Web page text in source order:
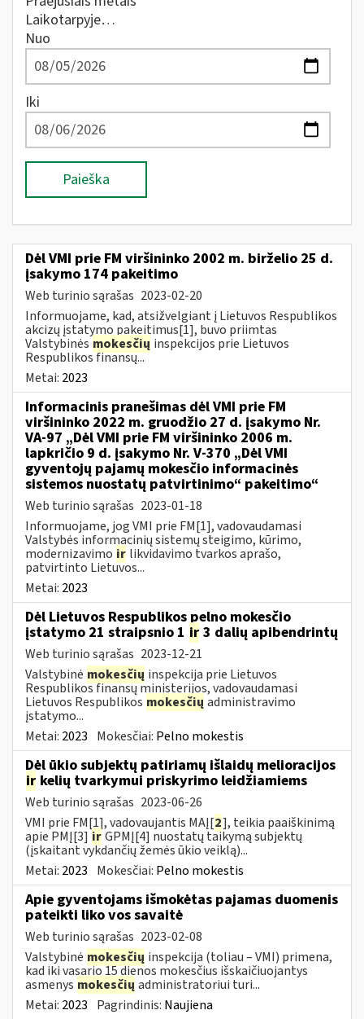
Laikotarpyje…
Nuo
Iki
Paieška
Dėl VMI prie FM viršininko 2002 m. birželio 25 d.
įsakymo 174 pakeitimo
Web turinio sąrašas 2023-02-20
Informuojame, kad, atsižvelgiant į Lietuvos Respublikos
akcizų įstatymo pakeitimus[1], buvo priimtas
Valstybinės mokesčių inspekcijos prie Lietuvos
Respublikos finansų...
Metai: 2023
Informacinis pranešimas dėl VMI prie FM
viršininko 2022 m. gruodžio 27 d. įsakymo Nr.
VA-97 „Dėl VMI prie FM viršininko 2006 m.
lapkričio 9 d. įsakymo Nr. V-370 „Dėl VMI
gyventojų pajamų mokesčio informacinės
sistemos nuostatų patvirtinimo“ pakeitimo“
Web turinio sąrašas 2023-01-18
Informuojame, jog VMI prie FM[1], vadovaudamasi
Valstybės informacinių sistemų steigimo, kūrimo,
modernizavimo ir likvidavimo tvarkos aprašo,
patvirtinto Lietuvos...
Metai: 2023
Dėl Lietuvos Respublikos pelno mokesčio
įstatymo 21 straipsnio 1 ir 3 dalių apibendrintų
Web turinio sąrašas 2023-12-21
Valstybinė mokesčių inspekcija prie Lietuvos
Respublikos finansų ministerijos, vadovaudamasi
Lietuvos Respublikos mokesčių administravimo
įstatymo...
Metai: 2023 Mokesčiai: Pelno mokestis
Dėl ūkio subjektų patiriamų išlaidų melioracijos
ir kelių tvarkymui priskyrimo leidžiamiems
Web turinio sąrašas 2023-06-26
VMI prie FM[1], vadovaujantis MAĮ[2], teikia paaiškinimą
apie PMĮ[3]irGPMĮ[4] nuostatų taikymą subjektų
(įskaitant vykdančių žemės ūkio veiklą)...
Metai: 2023 Mokesčiai: Pelno mokestis
Apie gyventojams išmokėtas pajamas duomenis
pateikti liko vos savaitė
Web turinio sąrašas 2023-02-08
Valstybinė mokesčių inspekcija (toliau – VMI) primena,
kad iki vasario 15 dienos mokesčius išskaičiuojantys
asmenys mokesčių administratoriui turi...
Metai: 2023 Pagrindinis: Naujiena